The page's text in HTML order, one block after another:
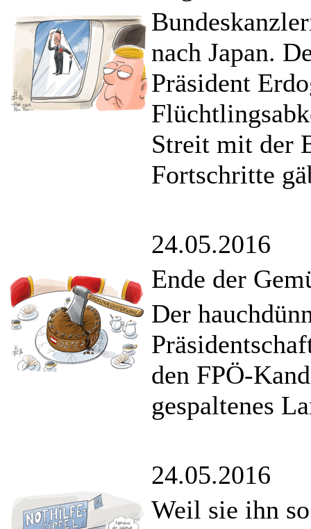
nach Japan.
Präsident
Streit mit der
Fortschritte
24.05.2016
Ende der
Der
den FPÖ-
gespaltenes
24.05.2016
Weil sie ihn